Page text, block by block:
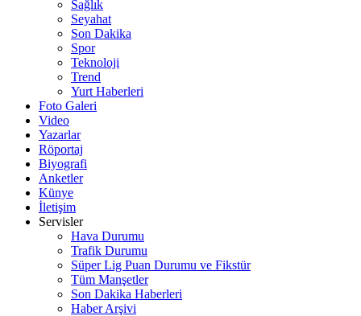
Sağlık
Seyahat
Son Dakika
Spor
Teknoloji
Trend
Yurt Haberleri
Foto Galeri
Video
Yazarlar
Röportaj
Biyografi
Anketler
Künye
İletişim
Servisler
Hava Durumu
Trafik Durumu
Süper Lig Puan Durumu ve Fikstür
Tüm Manşetler
Son Dakika Haberleri
Haber Arşivi